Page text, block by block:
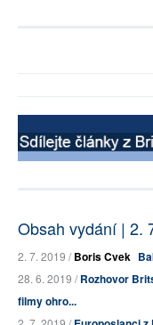
Obsah vydání | 2.
2. 7. 2019 /Boris Cvek
28. 6. 2019 /Rozhovor
filmy ohro...